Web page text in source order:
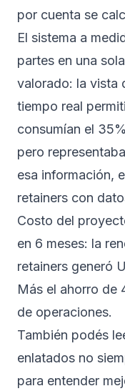
por cuenta se
El sistema a
partes en una
valorado: la vista
tiempo real
consumían el
pero
esa información,
retainers con
Costo del
en 6 meses: la
retainers generó
Más el ahorro de
de operaciones.
También podés
enlatados no
para entender